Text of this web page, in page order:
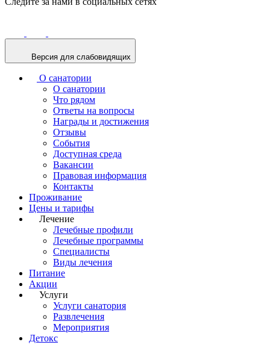
Версия для слабовидящих
О санатории
О санатории
Что рядом
Ответы на вопросы
Награды и достижения
Отзывы
События
Доступная среда
Вакансии
Правовая информация
Контакты
Проживание
Цены и тарифы
Лечение
Лечебные профили
Лечебные программы
Специалисты
Виды лечения
Питание
Акции
Услуги
Услуги санатория
Развлечения
Мероприятия
Детокс